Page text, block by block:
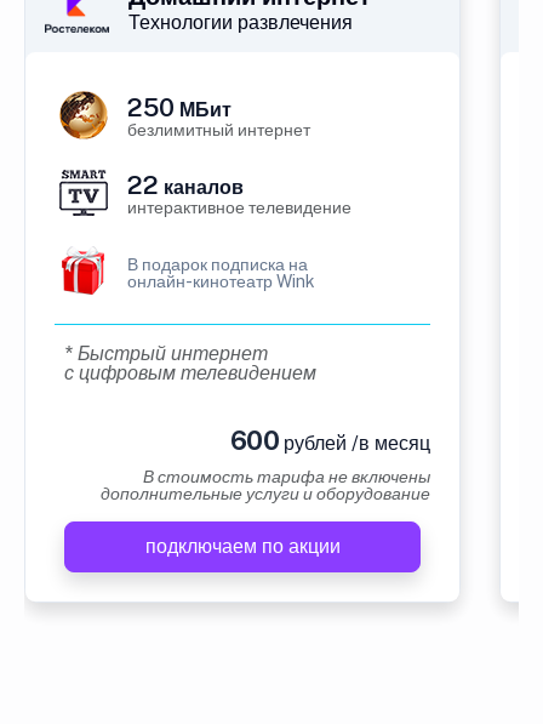
Технологии развлечения
250 МБит
безлимитный интернет
22 каналов
интерактивное телевидение
В подарок подписка на
онлайн-кинотеатр Wink
* Быстрый интернет
с цифровым телевидением
600 рублей /в месяц
В стоимость тарифа не включены
дополнительные услуги и оборудование
подключаем по акции